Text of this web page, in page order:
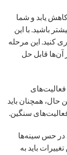
یابد و شما
باشید. با این
کنید. این مرحله
قابل حل
فعالیت‌های
حال، همچنان باید
سنگین.
در حس سینه‌ها
باید به